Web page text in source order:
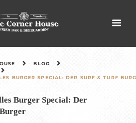
BLOG
BURGER SPECIAL: DER SURF & TURF
Burger Special: Der